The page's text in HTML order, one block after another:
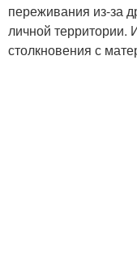
переживания из-за
личной территории.
столкновения с